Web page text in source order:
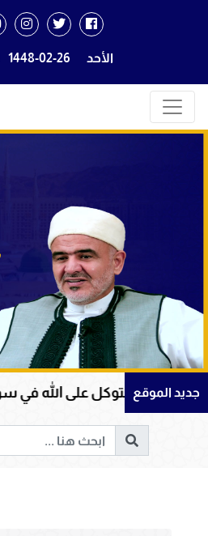
الأحد 1448-02-26
جديد الموقع
والتوكل على الله في